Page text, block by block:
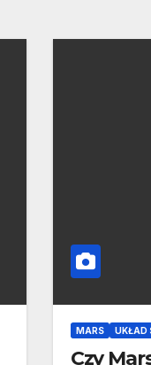
MARS UKŁAD
Czy